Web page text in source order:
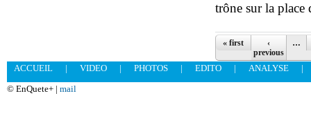
trône sur la place
Pages
« first
‹
previous
…
ACCUEIL | VIDEO | PHOTOS | EDITO | ANALYSE
|
© EnQuete+ | mail